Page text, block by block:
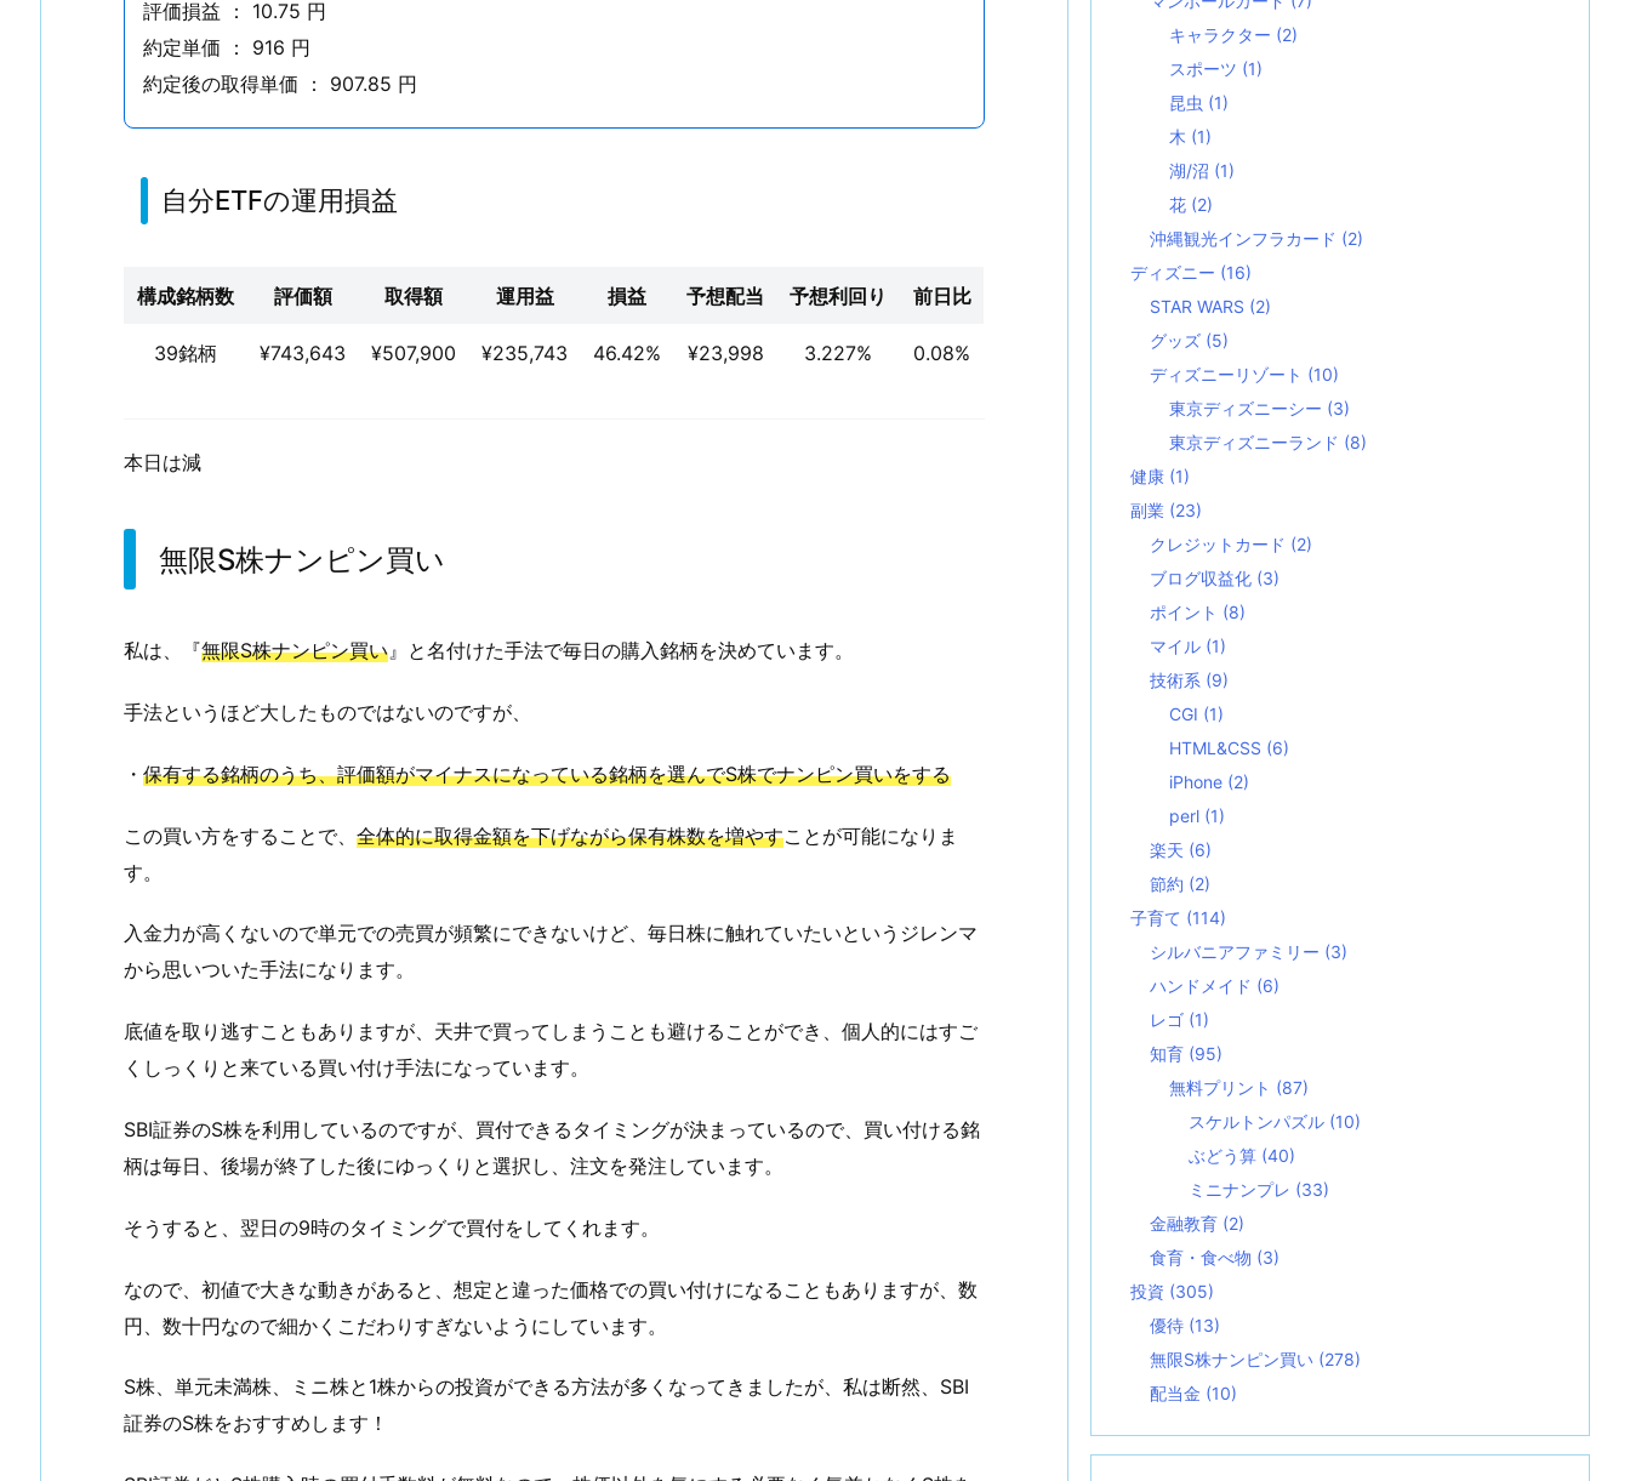
ン
ク
1.
E
の
用
2.
S
ン
ン
い
評価損益 ： 10.75 円
約定単価 ： 916 円
約定後の取得単価 ： 907.85 円
自分ETFの運用損益
構成銘柄数 評価額 取得額 運用益 損益 予想配当 予想利回り 前日比
39銘柄 ¥743,643 ¥507,900 ¥235,743 46.42% ¥23,998 3.227% 0.08%
本日は減
無限S株ナンピン買い
私は、『無限S株ナンピン買い』と名付けた手法で毎日の購入銘柄を決めています。
手法というほど大したものではないのですが、
・ 保有する銘柄のうち、評価額がマイナスになっている銘柄を選んでS株でナンピン買いをする
この買い方をすることで、 全体的に取得金額を下げながら保有株数を増やすことが可能になりま
す。
入金力が高くないので単元での売買が頻繁にできないけど、毎日株に触れていたいというジレンマ
から思いついた手法になります。
底値を取り逃すこともありますが、天井で買ってしまうことも避けることができ、個人的にはすご
くしっくりと来ている買い付け手法になっています。
SBI証券のS株を利用しているのですが、買付できるタイミングが決まっているので、買い付ける銘
柄は毎日、後場が終了した後にゆっくりと選択し、注文を発注しています。
そうすると、翌日の9時のタイミングで買付をしてくれます。
なので、初値で大きな動きがあると、想定と違った価格での買い付けになることもありますが、数
円、数十円なので細かくこだわりすぎないようにしています。
S株、単元未満株、ミニ株と1株からの投資ができる方法が多くなってきましたが、私は断然、SBI
証券のS株をおすすめします！
キャラクター (2)
スポーツ (1)
昆虫 (1)
木 (1)
湖/沼 (1)
花 (2)
沖縄観光インフラカード (2)
ディズニー (16)
STAR WARS (2)
グッズ (5)
ディズニーリゾート (10)
東京ディズニーシー (3)
東京ディズニーランド (8)
健康 (1)
副業 (23)
クレジットカード (2)
ブログ収益化 (3)
ポイント (8)
マイル (1)
技術系 (9)
CGI (1)
HTML&CSS (6)
iPhone (2)
perl (1)
楽天 (6)
節約 (2)
子育て (114)
シルバニアファミリー (3)
ハンドメイド (6)
レゴ (1)
知育 (95)
無料プリント (87)
スケルトンパズル (10)
ぶどう算 (40)
ミニナンプレ (33)
金融教育 (2)
食育・食べ物 (3)
投資 (305)
優待 (13)
無限S株ナンピン買い (278)
配当金 (10)